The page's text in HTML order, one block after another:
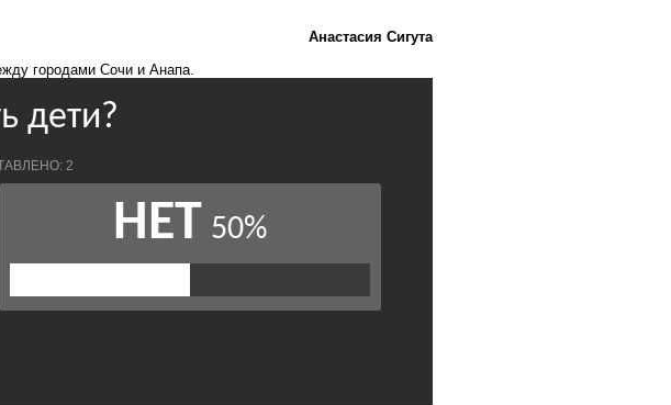
Анастасия Сигута
городами Сочи и Анапа.